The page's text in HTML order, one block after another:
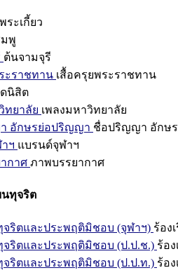
พระเกี้ยว
พู
ต้นจามจุรี
ะราชทาน เสื้อครุยพระราชทาน
นิสิต
ทยาลัย เพลงมหาวิทยาลัย
อักษรย่อปริญญา ชื่อปริญญา อักษ
ฯ แบรนด์จุฬาฯ
กาศ ภาพบรรยากาศ
นทุจริต
จริตและประพฤติมิชอบ (จุฬาฯ) ร้อง
จริตและประพฤติมิชอบ (ป.ป.ช.) ร้อ
จริตและประพฤติมิชอบ (ป.ป.ท.) ร้อ